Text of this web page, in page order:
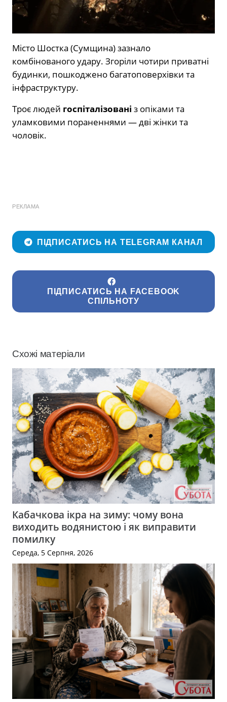
Місто Шостка (Сумщина) зазнало
комбінованого удару. Згоріли чотири приватні
будинки, пошкоджено багатоповерхівки та
інфраструктуру.
Троє людей госпіталізовані з опіками та
уламковими пораненнями — дві жінки та
чоловік.
РЕКЛАМА
ПІДПИСАТИСЬ НА TELEGRAM КАНАЛ
ПІДПИСАТИСЬ НА FACEBOOK
СПІЛЬНОТУ
Схожі матеріали
Кабачкова ікра на зиму: чому вона
виходить водянистою і як виправити
помилку
Середа, 5 Серпня, 2026